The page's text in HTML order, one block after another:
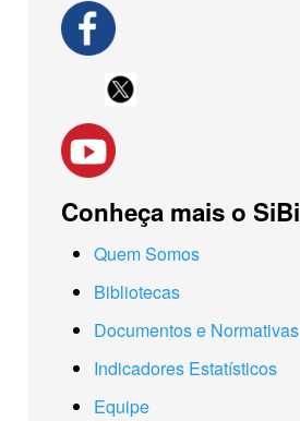
Conheça mais o SiBi
Quem Somos
Bibliotecas
Documentos e Normativas
Indicadores Estatísticos
Equipe